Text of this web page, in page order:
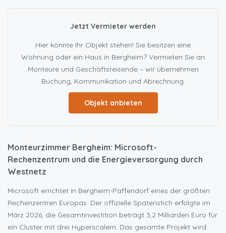
Jetzt Vermieter werden
Hier könnte Ihr Objekt stehen! Sie besitzen eine
Wohnung oder ein Haus in Bergheim? Vermieten Sie an
Monteure und Geschäftsreisende – wir übernehmen
Buchung, Kommunikation und Abrechnung.
Objekt anbieten
Monteurzimmer Bergheim: Microsoft-
Rechenzentrum und die Energieversorgung durch
Westnetz
Microsoft errichtet in Bergheim-Paffendorf eines der größten
Rechenzentren Europas. Der offizielle Spatenstich erfolgte im
März 2026, die Gesamtinvestition beträgt 3,2 Milliarden Euro für
ein Cluster mit drei Hyperscalern. Das gesamte Projekt wird